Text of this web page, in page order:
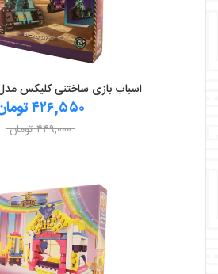
اسباب بازی ساختنی کلیکس
۴۲۶,۵۵۰ تومان
۴۴۹,۰۰۰ تومان